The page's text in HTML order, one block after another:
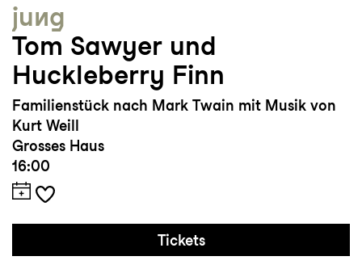
jung
Tom Sawyer und
Huckleberry Finn
Familienstück nach Mark Twain mit Musik von
Kurt Weill
Grosses Haus
16:00
Tickets